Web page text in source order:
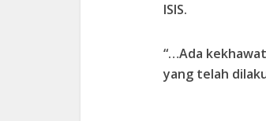
ISIS.
“…Ada
yang telah